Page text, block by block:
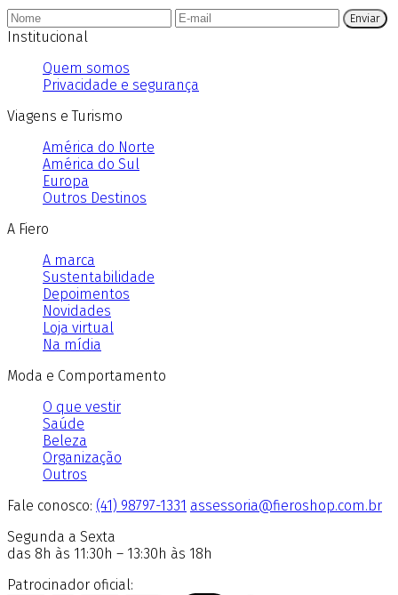
Enviar
Institucional
Quem somos
Privacidade e segurança
Viagens e Turismo
América do Norte
América do Sul
Europa
Outros Destinos
A Fiero
A marca
Sustentabilidade
Depoimentos
Novidades
Loja virtual
Na mídia
Moda e Comportamento
O que vestir
Saúde
Beleza
Organização
Outros
Fale conosco: (41) 98797-1331 assessoria@fieroshop.com.br
Segunda a Sexta
das 8h às 11:30h – 13:30h às 18h
Patrocinador oficial: